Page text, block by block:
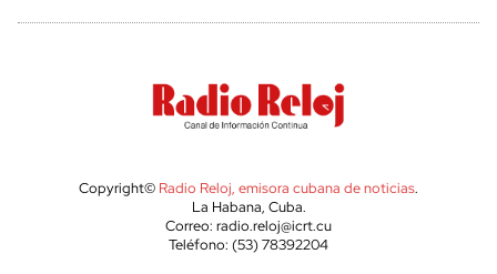
Copyright© Radio Reloj, emisora cubana de noticias.
La Habana, Cuba.
Correo: radio.reloj@icrt.cu
Teléfono: (53) 78392204